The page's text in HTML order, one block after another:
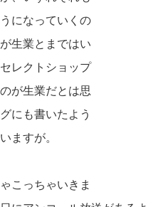
になっていくの
生業とまではい
レクトショップ
が生業だとは思
にも書いたよう
ますが。
こっちゃいきま